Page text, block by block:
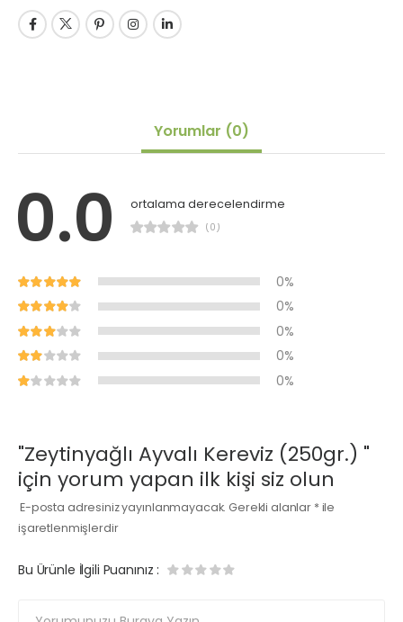
Yorumlar (0)
0.0 ortalama derecelendirme
(0)
0%
0%
0%
0%
0%
"Zeytinyağlı Ayvalı Kereviz (250gr.) "
için yorum yapan ilk kişi siz olun
E-posta adresiniz yayınlanmayacak. Gerekli alanlar * ile
işaretlenmişlerdir
Bu Ürünle İlgili Puanınız :